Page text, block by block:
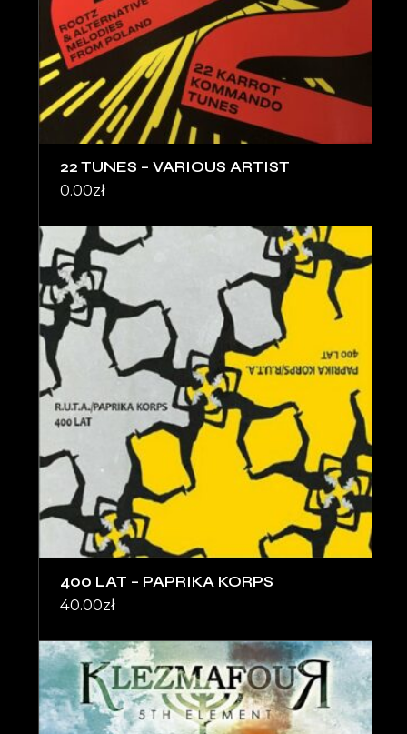
22 TUNES – VARIOUS ARTIST
0.00zł
400 LAT – PAPRIKA KORPS
40.00zł